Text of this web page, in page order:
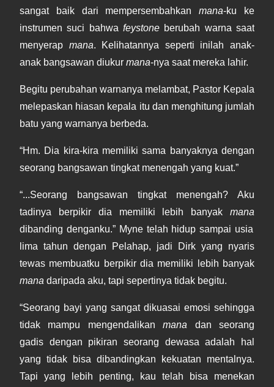
sangat baik dari mempersembahkanmana-ku ke
instrumen suci bahwa feystone berubah warna saat
menyerap mana. Kelihatannya seperti inilah anak-
anak bangsawan diukur mana-nya saat mereka lahir.
Begitu perubahan warnanya melambat, Pastor Kepala
melepaskan hiasan kepala itu dan menghitung jumlah
batu yang warnanya berbeda.
“Hm. Dia kira-kira memiliki sama banyaknya dengan
seorang bangsawan tingkat menengah yang kuat.”
“...Seorang bangsawan tingkat menengah? Aku
tadinya berpikir dia memiliki lebih banyak mana
dibanding denganku.” Myne telah hidup sampai usia
lima tahun dengan Pelahap, jadi Dirk yang nyaris
tewas membuatku berpikir dia memiliki lebih banyak
mana daripada aku, tapi sepertinya tidak begitu.
“Seorang bayi yang sangat dikuasai emosi sehingga
tidak mampu mengendalikanmana dan seorang
gadis dengan pikiran seorang dewasa adalah hal
yang tidak bisa dibandingkan kekuatan mentalnya.
Tapi yang lebih penting, kau telah bisa menekan